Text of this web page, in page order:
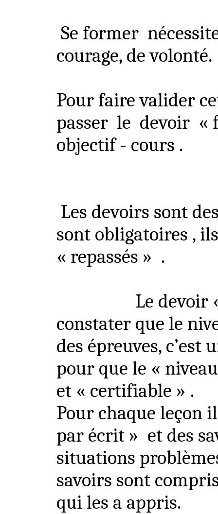
Se former
courage, de volonté.
Pour faire valider
passer le devoir «
objectif - cours .
Les devoirs sont
sont obligatoires ,
« repassés » .
Le devoir
constater que le
des épreuves,
pour que le «
et « certifiable » .
Pour chaque leçon
par écrit » et des
situations
savoirs sont
qui les a appris.